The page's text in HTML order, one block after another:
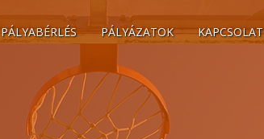
PÁLYABÉRLÉS PÁLYÁZATOK KAPCSOLAT